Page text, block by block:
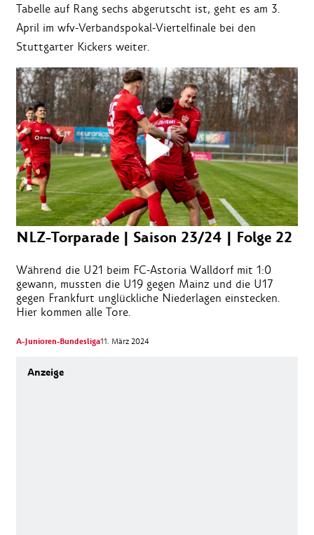
Tabelle auf Rang sechs abgerutscht ist, geht es am 3.
April im wfv-Verbandspokal-Viertelfinale bei den
Stuttgarter Kickers weiter.
NLZ-Torparade | Saison 23/24 | Folge 22
Während die U21 beim FC-Astoria Walldorf mit 1:0
gewann, mussten die U19 gegen Mainz und die U17
gegen Frankfurt unglückliche Niederlagen einstecken.
Hier kommen alle Tore.
A-Junioren-Bundesliga11. März 2024